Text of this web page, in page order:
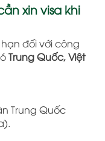
xin visa khi
đối với công
Trung Quốc, Việt
Trung Quốc